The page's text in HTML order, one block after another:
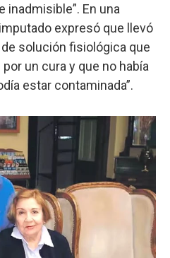
En una
expresó que llevó
solución fisiológica que
un cura y que no había
estar contaminada”.